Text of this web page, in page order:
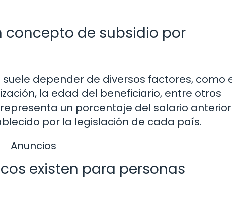
concepto de subsidio por
depender de diversos factores, como
la edad del beneficiario, entre otros
un porcentaje del salario
por la legislación de cada país.
Anuncios
existen para personas